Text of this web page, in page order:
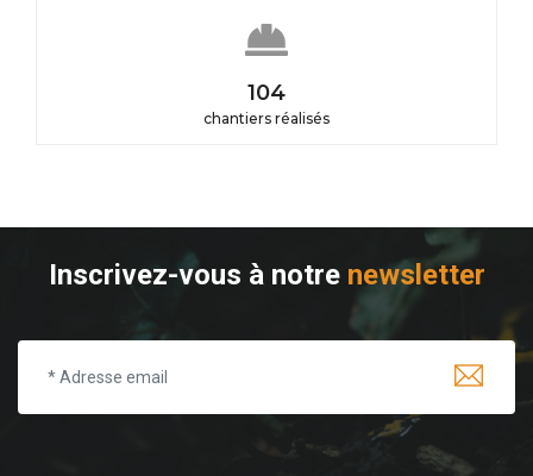
115
chantiers réalisés
Inscrivez-vous à notre newsletter